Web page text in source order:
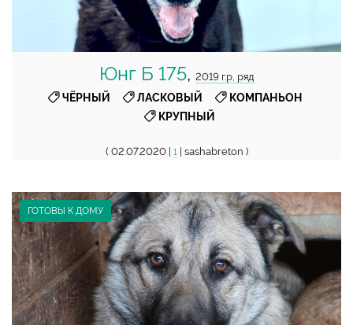
Юнг Б 175, 2019 г.р, ряд
ЧЁРНЫЙ
ЛАСКОВЫЙ КОМПАНЬОН
КРУПНЫЙ
( 02.07.2020 | 1 | sashabreton )
ГОТОВЫ К ДОМУ